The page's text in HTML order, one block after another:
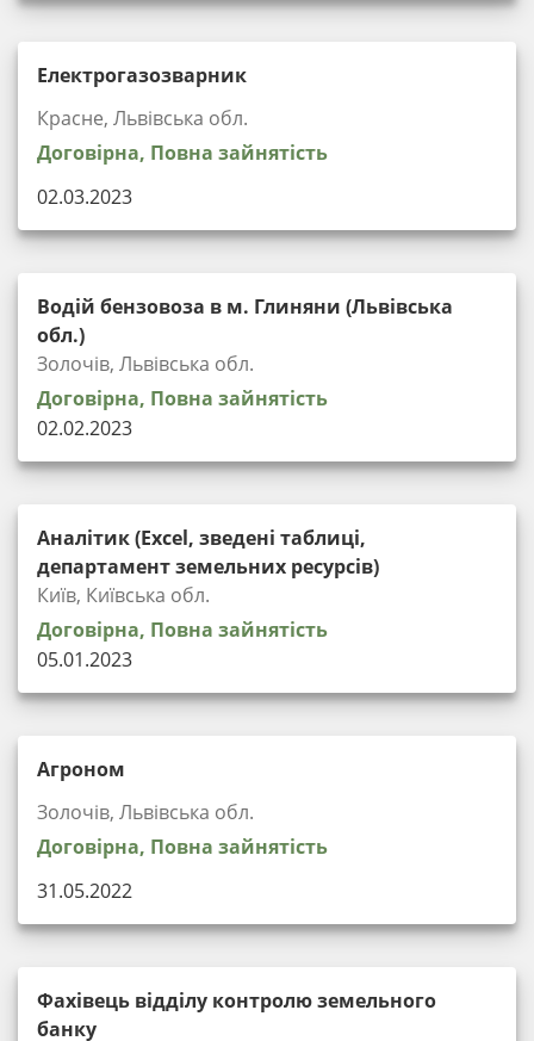
Електрогазозварник
Красне, Львівська обл.
Договірна, Повна зайнятість
02.03.2023
Водій бензовоза в м. Глиняни (Львівська
обл.)
Золочів, Львівська обл.
Договірна, Повна зайнятість
02.02.2023
Аналітик (Excel, зведені таблиці,
департамент земельних ресурсів)
Київ, Київська обл.
Договірна, Повна зайнятість
05.01.2023
Агроном
Золочів, Львівська обл.
Договірна, Повна зайнятість
31.05.2022
Фахівець відділу контролю земельного
банку